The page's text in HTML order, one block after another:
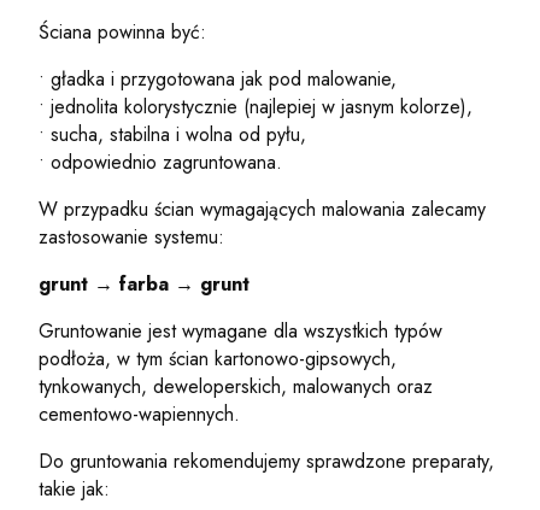
Ściana powinna być:
• gładka i przygotowana jak pod malowanie,
• jednolita kolorystycznie (najlepiej w jasnym kolorze),
• sucha, stabilna i wolna od pyłu,
• odpowiednio zagruntowana.
W przypadku ścian wymagających malowania zalecamy
zastosowanie systemu:
grunt → farba → grunt
Gruntowanie jest wymagane dla wszystkich typów
podłoża, w tym ścian kartonowo-gipsowych,
tynkowanych, deweloperskich, malowanych oraz
cementowo-wapiennych.
Do gruntowania rekomendujemy sprawdzone preparaty,
takie jak: